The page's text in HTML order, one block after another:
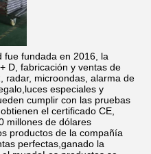
fue fundada en 2016, la
D, fabricación y ventas de
radar, microondas, alarma de
especiales y
cumplir con las pruebas
el certificado CE,
millones de dólares
productos de la compañía
perfectas,ganado la